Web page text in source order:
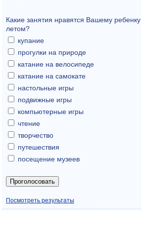
Какие занятия нравятся Вашему ребенку
летом?
купание
прогулки на природе
катание на велосипеде
катание на самокате
настольные игры
подвижные игры
компьютерные игры
чтение
творчество
путешествия
посещение музеев
Посмотреть результаты